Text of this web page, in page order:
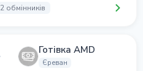
2 обмінників
Готівка AMD
Єреван